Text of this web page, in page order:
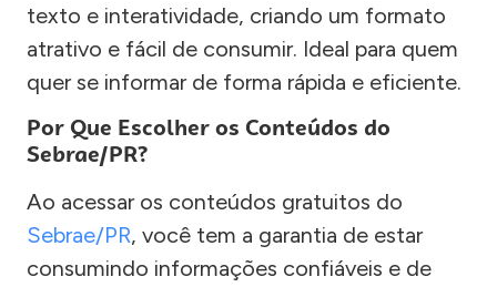
texto e interatividade, criando um formato
atrativo e fácil de consumir. Ideal para quem
quer se informar de forma rápida e eficiente.
Por Que Escolher os Conteúdos do
Sebrae/PR?
Ao acessar os conteúdos gratuitos do
Sebrae/PR, você tem a garantia de estar
consumindo informações confiáveis e de